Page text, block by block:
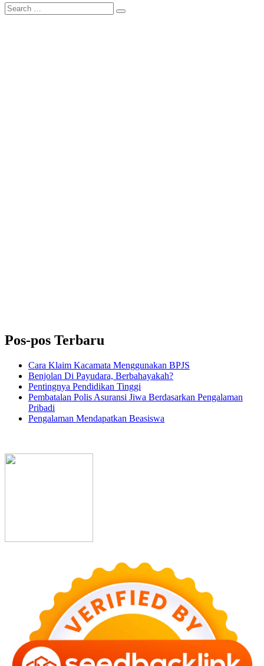
Search
for:
Search
Pos-pos Terbaru
Cara Klaim Kacamata Menggunakan BPJS
Benjolan Di Payudara, Berbahayakah?
Pentingnya Pendidikan Tinggi
Pembatalan Polis Asuransi Jiwa Berdasarkan Pengalaman
Pribadi
Pengalaman Mendapatkan Beasiswa